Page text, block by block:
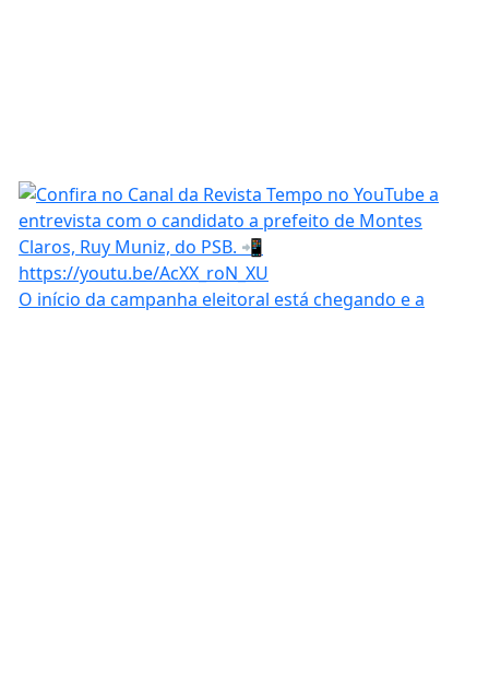
O início da campanha eleitoral está chegando e a